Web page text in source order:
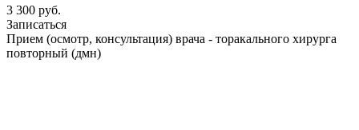
3 300 руб.
Записаться
Прием (осмотр, консультация) врача - торакального хирурга
повторный (дмн)